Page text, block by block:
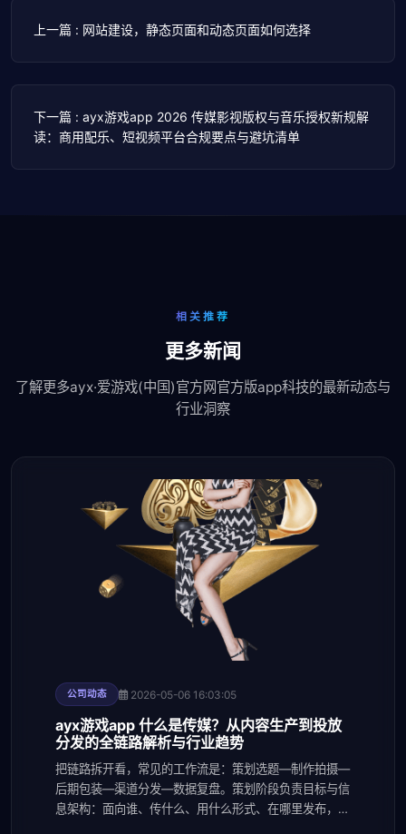
上一篇 : 网站建设，静态页面和动态页面如何选择
下一篇 : ayx游戏app 2026 传媒影视版权与音乐授权新规解
读：商用配乐、短视频平台合规要点与避坑清单
相关推荐
更多新闻
了解更多ayx·爱游戏(中国)官方网官方版app科技的最新动态与
行业洞察
公司动态 2026-05-06 16:03:05
ayx游戏app 什么是传媒？从内容生产到投放
分发的全链路解析与行业趋势
把链路拆开看，常见的工作流是：策划选题—制作拍摄—
后期包装—渠道分发—数据复盘。策划阶段负责目标与信
息架构：面向谁、传什么、用什么形式、在哪里发布，以